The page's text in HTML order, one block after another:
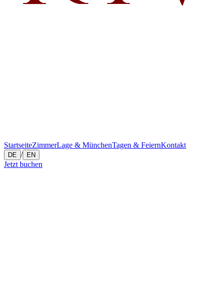
StartseiteZimmerLage & MünchenTagen & FeiernKontakt
DE / EN
Jetzt buchen